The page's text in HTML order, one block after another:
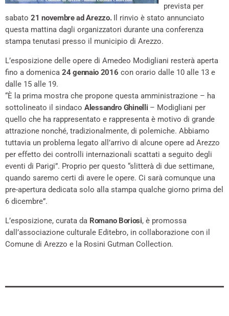
prevista per
sabato 21 novembre ad Arezzo.Il rinvio è stato annunciato
questa mattina dagli organizzatori durante una conferenza
stampa tenutasi presso il municipio di Arezzo.
L’esposizione delle opere di Amedeo Modigliani resterà aperta
fino a domenica 24 gennaio 2016 con orario dalle 10 alle 13 e
dalle 15 alle 19.
“È la prima mostra che propone questa amministrazione – ha
sottolineato il sindaco Alessandro Ghinelli – Modigliani per
quello che ha rappresentato e rappresenta è motivo di grande
attrazione nonché, tradizionalmente, di polemiche. Abbiamo
tuttavia un problema legato all’arrivo di alcune opere ad Arezzo
per effetto dei controlli internazionali scattati a seguito degli
eventi di Parigi”. Proprio per questo “slitterà di due settimane,
quando saremo certi di avere le opere. Ci sarà comunque una
pre-apertura dedicata solo alla stampa qualche giorno prima del
6 dicembre”.
L’esposizione, curata da Romano Boriosi, è promossa
dall’associazione culturale Editebro, in collaborazione con il
Comune di Arezzo e la Rosini Gutman Collection.